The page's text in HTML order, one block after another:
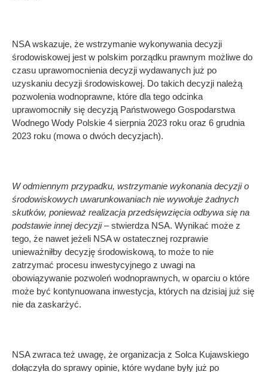
NSA wskazuje, że wstrzymanie wykonywania decyzji
środowiskowej jest w polskim porządku prawnym możliwe do
czasu uprawomocnienia decyzji wydawanych już po
uzyskaniu decyzji środowiskowej. Do takich decyzji należą
pozwolenia wodnoprawne, które dla tego odcinka
uprawomocniły się decyzją Państwowego Gospodarstwa
Wodnego Wody Polskie 4 sierpnia 2023 roku oraz 6 grudnia
2023 roku (mowa o dwóch decyzjach).
W odmiennym przypadku, wstrzymanie wykonania decyzji o
środowiskowych uwarunkowaniach nie wywołuje żadnych
skutków, ponieważ realizacja przedsięwzięcia odbywa się na
podstawie innej decyzji– stwierdza NSA. Wynikać może z
tego, że nawet jeżeli NSA w ostatecznej rozprawie
unieważniłby decyzję środowiskową, to może to nie
zatrzymać procesu inwestycyjnego z uwagi na
obowiązywanie pozwoleń wodnoprawnych, w oparciu o które
może być kontynuowana inwestycja, których na dzisiaj już się
nie da zaskarżyć.
NSA zwraca też uwagę, że organizacja z Solca Kujawskiego
dołączyła do sprawy opinie, które wydane były już po